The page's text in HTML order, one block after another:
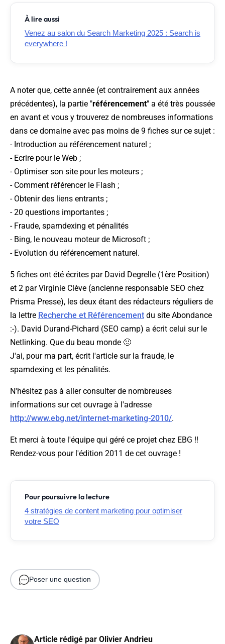
À lire aussi
Venez au salon du Search Marketing 2025 : Search is
everywhere !
A noter que, cette année (et contrairement aux années
précédentes), la partie "référencement" a été très poussée
en avant et vous y trouverez de nombreuses informations
dans ce domaine avec pas moins de 9 fiches sur ce sujet :
- Introduction au référencement naturel ;
- Ecrire pour le Web ;
- Optimiser son site pour les moteurs ;
- Comment référencer le Flash ;
- Obtenir des liens entrants ;
- 20 questions importantes ;
- Fraude, spamdexing et pénalités
- Bing, le nouveau moteur de Microsoft ;
- Evolution du référencement naturel.
5 fiches ont été écrites par David Degrelle (1ère Position)
et 2 par Virginie Clève (ancienne responsable SEO chez
Prisma Presse), les deux étant des rédacteurs réguliers de
la lettre Recherche et Référencement du site Abondance
:-). David Durand-Pichard (SEO camp) a écrit celui sur le
Netlinking. Que du beau monde 🙂
J'ai, pour ma part, écrit l'article sur la fraude, le
spamdexing et les pénalités.
N'hésitez pas à aller consulter de nombreuses
informations sur cet ouvrage à l'adresse
http://www.ebg.net/internet-marketing-2010/.
Et merci à toute l'équipe qui géré ce projet chez EBG !!
Rendez-vous pour l'édition 2011 de cet ouvrage !
Pour poursuivre la lecture
4 stratégies de content marketing pour optimiser
votre SEO
Poser une question
Article rédigé par Olivier Andrieu